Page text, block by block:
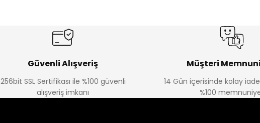
Güvenli Alışveriş
256bit SSL Sertifikası ile %100 güvenli
alışveriş imkanı
Müşteri
14 Gün içerisinde kolay
%100